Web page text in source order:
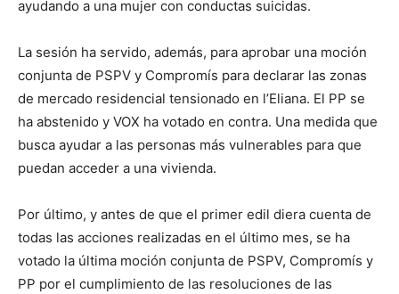
ayudando a una mujer con conductas suicidas.
La sesión ha servido, además, para aprobar una moción
conjunta de PSPV y Compromís para declarar las zonas
de mercado residencial tensionado en l’Eliana. El PP se
ha abstenido y VOX ha votado en contra. Una medida que
busca ayudar a las personas más vulnerables para que
puedan acceder a una vivienda.
Por último, y antes de que el primer edil diera cuenta de
todas las acciones realizadas en el último mes, se ha
votado la última moción conjunta de PSPV, Compromís y
PP por el cumplimiento de las resoluciones de las